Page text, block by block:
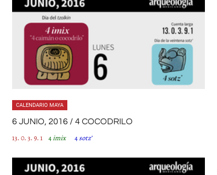
CALENDARIO MAYA
6 JUNIO, 2016 / 4 COCODRILO
13. 0. 3. 9. 1
4imix 4sotz’